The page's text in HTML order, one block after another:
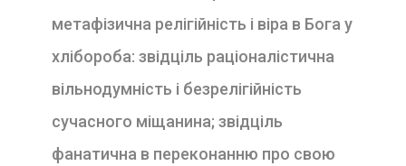
метафізична релігійність і віра в Бога у
хлібороба: звідціль раціоналістична
вільнодумність і безрелігійність
сучасного міщанина; звідціль
фанатична в переконанню про свою